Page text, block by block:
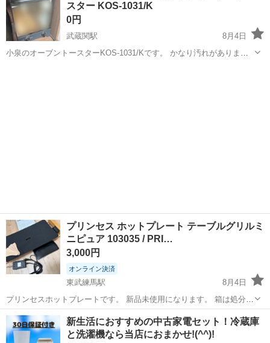
す...
スター KOS-1031/K
0円
武蔵関駅
8月4日
小泉のオーブントースターKOS-1031/Kです。 かなり汚れがありま
プリンセス ホットプレート テーブルグリルミ
ニピュア 103035 / PRI…
3,000円
オンライン決済
東武練馬駅
8月4日
プリンセスホットプレートです。 新品未使用になります。 箱は処分し
てまいました。 色はブラックです。 ●電源：１００Ｖ・消費電力１0
００Ｗ（５０／６０Ｈｚ） ●コード長：約２m ●温度調節範囲：８０〜
２５０℃ ●付属品：台...
東京 練馬区 東武練馬駅 キッチン家電 プリンセス
新生活におすすめの中古家電セット！冷蔵庫
と洗濯機なら当店におまかせ!(^^)!